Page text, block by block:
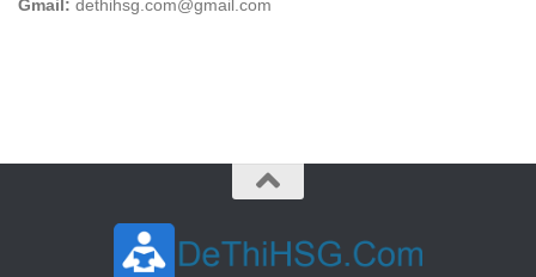
Gmail: dethihsg.com@gmail.com